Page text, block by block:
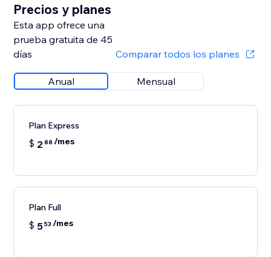
Precios y planes
Esta app ofrece una
prueba gratuita de 45
días
Comparar todos los planes
Anual Mensual
Plan Express
$ 2 88 /mes
Plan Full
$ 553 /mes